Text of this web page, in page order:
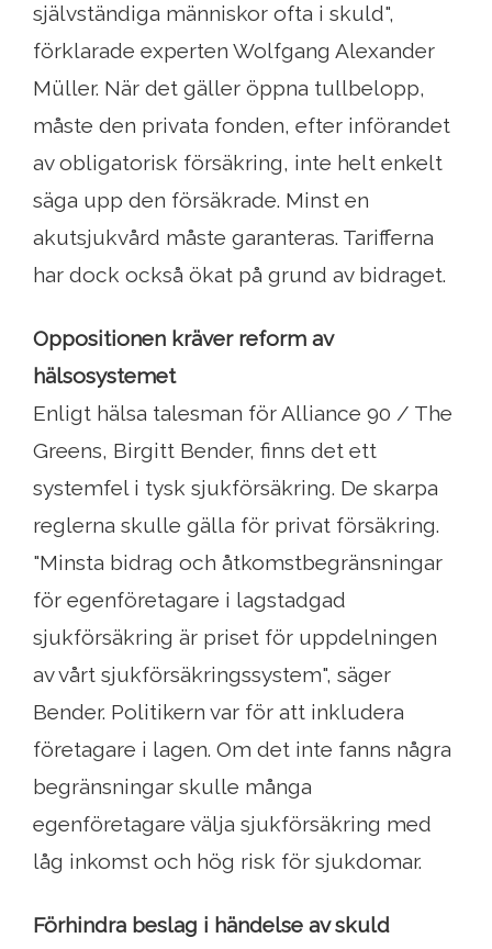
självständiga människor ofta i skuld",
förklarade experten Wolfgang Alexander
Müller. När det gäller öppna tullbelopp,
måste den privata fonden, efter införandet
av obligatorisk försäkring, inte helt enkelt
säga upp den försäkrade. Minst en
akutsjukvård måste garanteras. Tarifferna
har dock också ökat på grund av bidraget.
Oppositionen kräver reform av
hälsosystemet
Enligt hälsa talesman för Alliance 90 / The
Greens, Birgitt Bender, finns det ett
systemfel i tysk sjukförsäkring. De skarpa
reglerna skulle gälla för privat försäkring.
"Minsta bidrag och åtkomstbegränsningar
för egenföretagare i lagstadgad
sjukförsäkring är priset för uppdelningen
av vårt sjukförsäkringssystem", säger
Bender. Politikern var för att inkludera
företagare i lagen. Om det inte fanns några
begränsningar skulle många
egenföretagare välja sjukförsäkring med
låg inkomst och hög risk för sjukdomar.
Förhindra beslag i händelse av skuld